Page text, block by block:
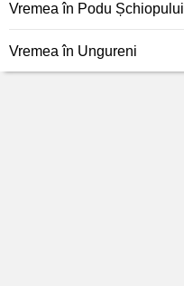
Vremea în Podu Șchiopului
Vremea în Ungureni